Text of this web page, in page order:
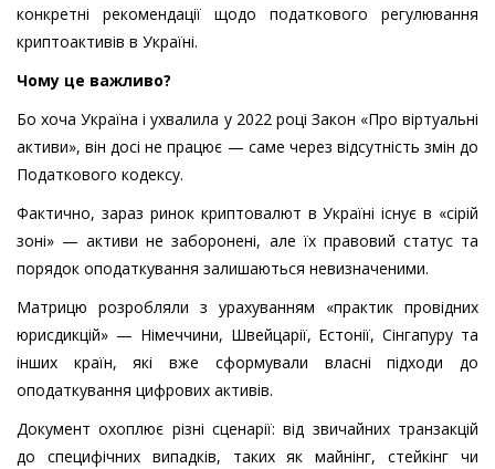
конкретні рекомендації щодо податкового регулювання
криптоактивів в Україні.
Чому це важливо?
Бо хоча Україна і ухвалила у 2022 році Закон «Про віртуальні
активи», він досі не працює — саме через відсутність змін до
Податкового кодексу.
Фактично, зараз ринок криптовалют в Україні існує в «сірій
зоні» — активи не заборонені, але їх правовий статус та
порядок оподаткування залишаються невизначеними.
Матрицю розробляли з урахуванням «практик провідних
юрисдикцій» — Німеччини, Швейцарії, Естонії, Сінгапуру та
інших країн, які вже сформували власні підходи до
оподаткування цифрових активів.
Документ охоплює різні сценарії: від звичайних транзакцій
до специфічних випадків, таких як майнінг, стейкінг чи